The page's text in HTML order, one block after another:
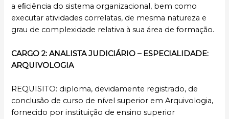
a eﬁciência do sistema organizacional, bem como
executar atividades correlatas, de mesma natureza e
grau de complexidade relativa à sua área de formação.
CARGO 2: ANALISTA JUDICIÁRIO – ESPECIALIDADE:
ARQUIVOLOGIA
REQUISITO: diploma, devidamente registrado, de
conclusão de curso de nível superior em Arquivologia,
fornecido por instituição de ensino superior